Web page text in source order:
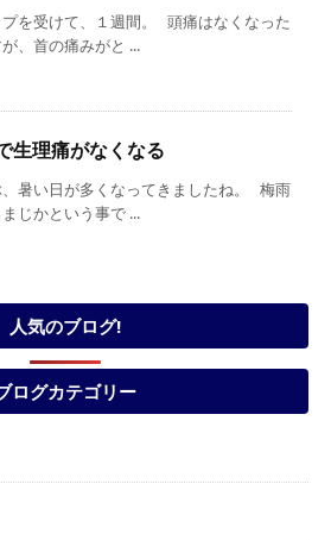
を受けて、１週間。 頭痛はなくなった
、首の痛みがと ...
生理痛がなくなる
、暑い日が多くなってきましたね。 梅雨
じかという事で ...
人気のブログ!
ログカテゴリー